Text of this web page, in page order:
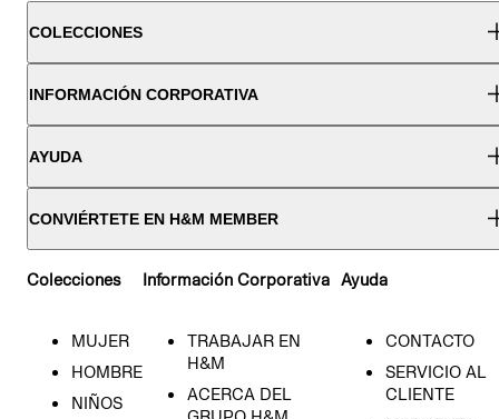
COLECCIONES
INFORMACIÓN CORPORATIVA
AYUDA
CONVIÉRTETE EN H&M MEMBER
Colecciones
MUJER
HOMBRE
NIÑOS
Información Corporativa
TRABAJAR EN
H&M
ACERCA DEL
Ayuda
CONTACTO
SERVICIO AL
CLIENTE